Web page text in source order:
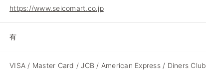
https://www.seicomart.co.jp
有
VISA / Master Card / JCB / American Express / Diners Club